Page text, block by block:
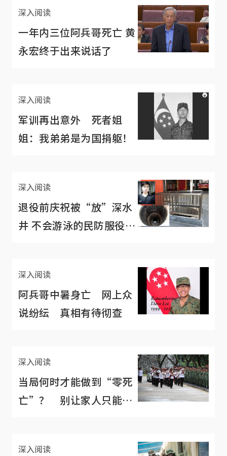
深入阅读
一年内三位阿兵哥死亡 黄
永宏终于出来说话了
深入阅读
军训再出意外 死者姐
姐：我弟弟是为国捐躯！
深入阅读
退役前庆祝被“放”深水
井 不会游泳的民防服役员
深入阅读
阿兵哥中暑身亡 网上众
说纷纭 真相有待彻查
深入阅读
当局何时才能做到“零死
亡”？ 别让家人只能被
深入阅读